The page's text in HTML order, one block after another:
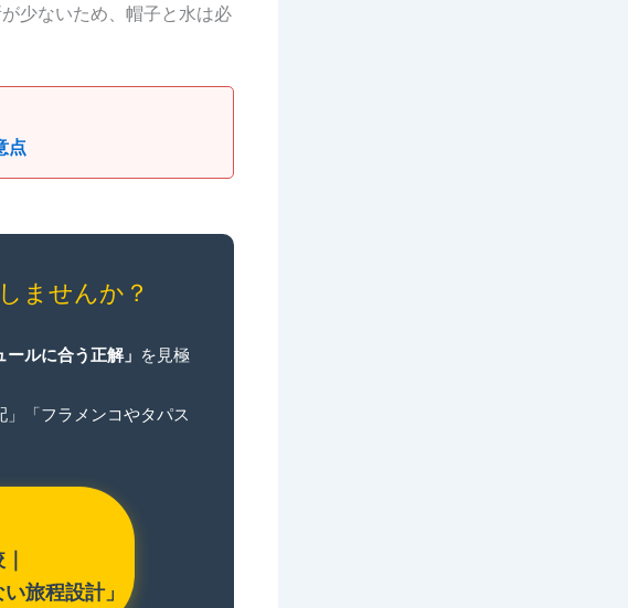
少ないため、帽子と水は必
点
ませんか？
ールに合う正解」 を見極
」「フラメンコやタパス
旅程設計」